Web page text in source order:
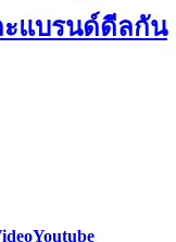
ะแบรนด์ดีลกัน
Youtube